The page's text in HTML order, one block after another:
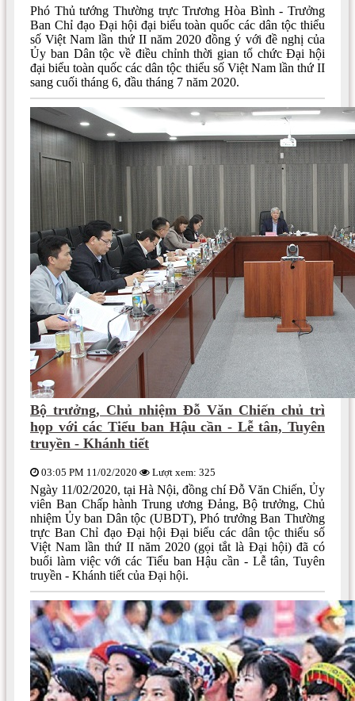
Phó Thủ tướng Thường trực Trương Hòa Bình - Trưởng
Ban Chỉ đạo Đại hội đại biểu toàn quốc các dân tộc thiểu
số Việt Nam lần thứ II năm 2020 đồng ý với đề nghị của
Ủy ban Dân tộc về điều chỉnh thời gian tổ chức Đại hội
đại biểu toàn quốc các dân tộc thiểu số Việt Nam lần thứ II
sang cuối tháng 6, đầu tháng 7 năm 2020.
Bộ trưởng, Chủ nhiệm Đỗ Văn Chiến chủ trì
họp với các Tiểu ban Hậu cần - Lễ tân, Tuyên
truyền - Khánh tiết
03:05 PM 11/02/2020 Lượt xem: 325
Ngày 11/02/2020, tại Hà Nội, đồng chí Đỗ Văn Chiến, Ủy
viên Ban Chấp hành Trung ương Đảng, Bộ trưởng, Chủ
nhiệm Ủy ban Dân tộc (UBDT), Phó trưởng Ban Thường
trực Ban Chỉ đạo Đại hội Đại biểu các dân tộc thiểu số
Việt Nam lần thứ II năm 2020 (gọi tắt là Đại hội) đã có
buổi làm việc với các Tiểu ban Hậu cần - Lễ tân, Tuyên
truyền - Khánh tiết của Đại hội.